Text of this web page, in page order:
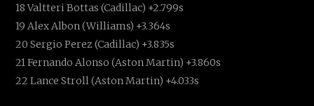
18 Valtteri Bottas (Cadillac) +2.799s
19 Alex Albon (Williams) +3.364s
20 Sergio Perez (Cadillac) +3.835s
21 Fernando Alonso (Aston Martin) +3.860s
22 Lance Stroll (Aston Martin) +4.033s